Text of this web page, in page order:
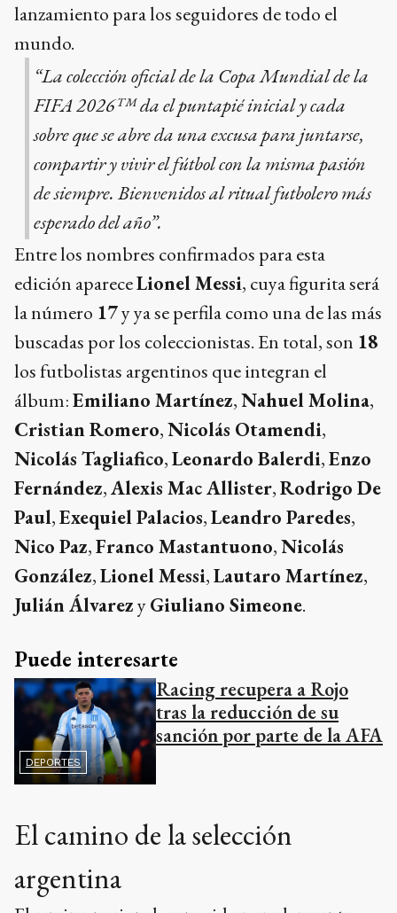
lanzamiento para los seguidores de todo el
mundo.
“La colección oficial de la Copa Mundial de la
FIFA 2026™ da el puntapié inicial y cada
sobre que se abre da una excusa para juntarse,
compartir y vivir el fútbol con la misma pasión
de siempre. Bienvenidos al ritual futbolero más
esperado del año”.
Entre los nombres confirmados para esta
edición apareceLionel Messi, cuya figurita será
la número 17y ya se perfila como una de las más
buscadas por los coleccionistas. En total, son 18
los futbolistas argentinos que integran el
álbum:Emiliano Martínez,Nahuel Molina,
Cristian Romero,Nicolás Otamendi,
Nicolás Tagliafico,Leonardo Balerdi,Enzo
Fernández,Alexis Mac Allister,Rodrigo De
Paul,Exequiel Palacios,Leandro Paredes,
Nico Paz,Franco Mastantuono,Nicolás
González,Lionel Messi,Lautaro Martínez,
Julián ÁlvarezyGiuliano Simeone.
Puede interesarte
DEPORTES
Racing recupera a Rojo
tras la reducción de su
sanción por parte de la AFA
El camino de la selección
argentina